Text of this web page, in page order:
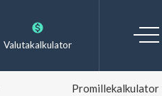
Valutakalkulator
Promillekalkulator